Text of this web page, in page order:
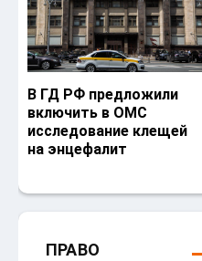
В ГД РФ предложили
включить в ОМС
исследование клещей
на энцефалит
ПРАВО